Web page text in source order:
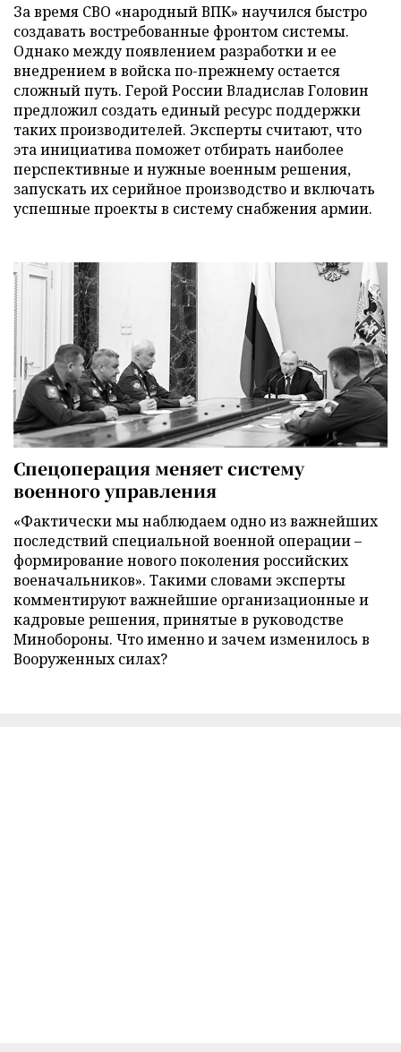
За время СВО «народный ВПК» научился быстро
создавать востребованные фронтом системы.
Однако между появлением разработки и ее
внедрением в войска по-прежнему остается
сложный путь. Герой России Владислав Головин
предложил создать единый ресурс поддержки
таких производителей. Эксперты считают, что
эта инициатива поможет отбирать наиболее
перспективные и нужные военным решения,
запускать их серийное производство и включать
успешные проекты в систему снабжения армии.
Спецоперация меняет систему
военного управления
«Фактически мы наблюдаем одно из важнейших
последствий специальной военной операции –
формирование нового поколения российских
военачальников». Такими словами эксперты
комментируют важнейшие организационные и
кадровые решения, принятые в руководстве
Минобороны. Что именно и зачем изменилось в
Вооруженных силах?